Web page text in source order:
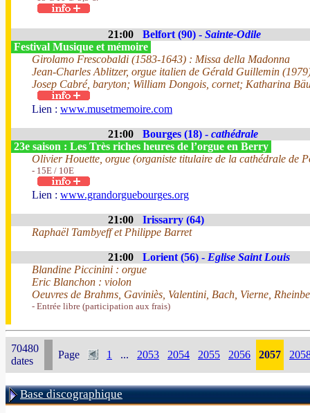
21:00 Belfort (90) - Sainte-Odile
Festival Musique et mémoire
Girolamo Frescobaldi (1583-1643) : Missa della Madonna
Jean-Charles Ablitzer, orgue italien de Gérald Guillemin
Josep Cabré, baryton; William Dongois, cornet; Katharina
Lien : www.musetmemoire.com
21:00 Bourges (18) - cathédrale
23e saison : Les Très riches heures de l’orgue en Berry
Olivier Houette, orgue (organiste titulaire de la cathédrale de
- 15E / 10E
Lien : www.grandorguebourges.org
21:00
Irissarry (64)
Raphaël Tambyeff et Philippe Barret
21:00 Lorient (56) - Eglise Saint Louis
Blandine Piccinini : orgue
Eric Blanchon : violon
Oeuvres de Brahms, Gaviniès, Valentini, Bach, Vierne,
- Entrée libre (participation aux frais)
70480
dates
Page 1 ... 2053 2054 2055 2056 2057
Base discographique